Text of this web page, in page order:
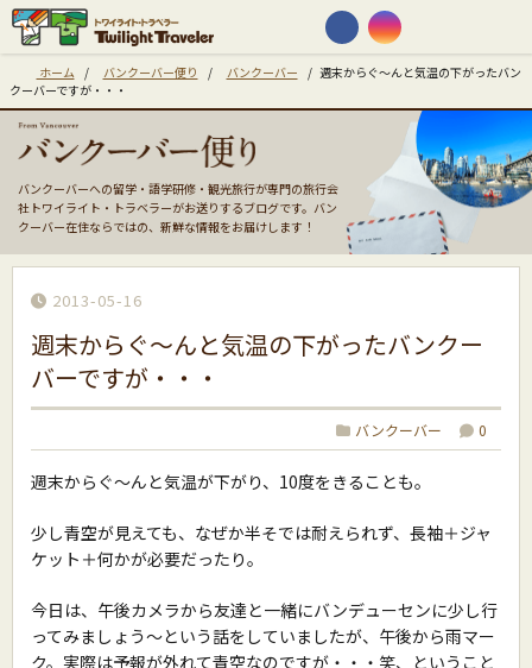
ホーム / バンクーバー便り / バンクーバー / 週末からぐ〜んと気温の下がったバン
クーバーですが・・・
バンクーバーへの留学・語学研修・観光旅行が専門の旅行会
社トワイライト・トラベラーがお送りするブログです。バン
クーバー在住ならではの、新鮮な情報をお届けします！
2013-05-16
週末からぐ〜んと気温の下がったバンクー
バーですが・・・
バンクーバー 0
週末からぐ〜んと気温が下がり、10度をきることも。
少し青空が見えても、なぜか半そでは耐えられず、長袖＋ジャ
ケット＋何かが必要だったり。
今日は、午後カメラから友達と一緒にバンデューセンに少し行
ってみましょう〜という話をしていましたが、午後から雨マー
ク。実際は予報が外れて青空なのですが・・・笑、ということ